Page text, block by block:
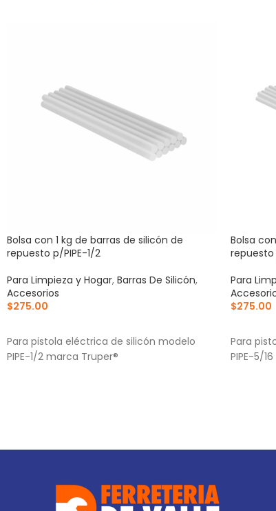
Bolsa con 1 kg de barras de silicón de
repuesto p/PIPE-1/2
Para Limpieza y Hogar, Barras De Silicón,
Accesorios
$275.00
Para pistola eléctrica de silicón modelo
PIPE-1/2 marca Truper®
Bolsa
repuesto
Para
$275.00
Para
PIPE-5/